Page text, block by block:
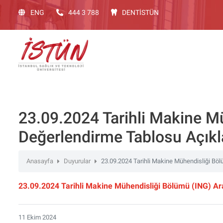
dikkat:
Bu
sitesinde,
erişilebilirliği
BiClick"
sistemi
bulunur.
okuyucusu
engelli
ENG 444 3 788 DENTİSTÜN
23.09.2024 Tarihli Makine
Değerlendirme Tablosu
Anasayfa Duyurular 23.09.2024 Tarihli Makine Mühendisliği
23.09.2024 Tarihli Makine Mühendisliği Bölümü (ING)
11 Ekim 2024